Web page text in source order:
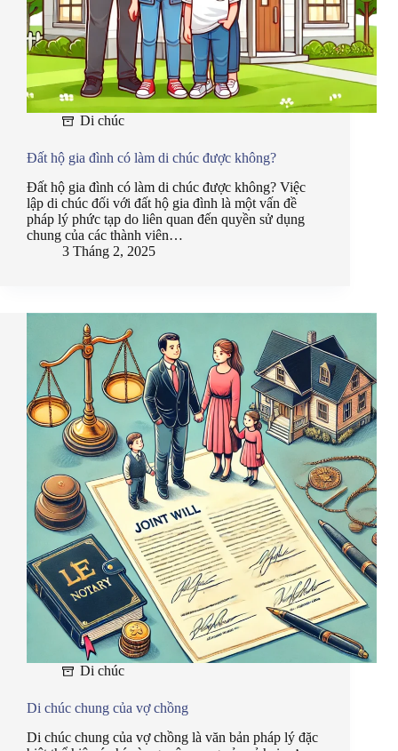
Di chúc
Đất hộ gia đình có làm di chúc được không?
Đất hộ gia đình có làm di chúc được không? Việc
lập di chúc đối với đất hộ gia đình là một vấn đề
pháp lý phức tạp do liên quan đến quyền sử dụng
chung của các thành viên…
3 Tháng 2, 2025
Di chúc
Di chúc chung của vợ chồng
Di chúc chung của vợ chồng là văn bản pháp lý đặc